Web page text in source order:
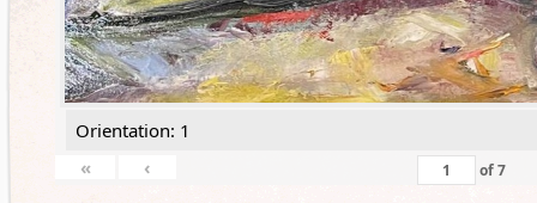
Orientation: 1
«
‹ of7